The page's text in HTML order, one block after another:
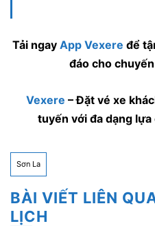
Tải ngay App Vexere để
đáo cho
Vexere – Đặt vé xe
tuyến với đa dạng
Sơn La
BÀI VIẾT LIÊN
LỊCH